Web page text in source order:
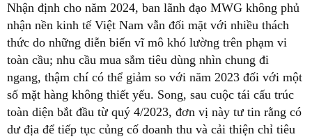
Nhận định cho năm 2024, ban lãnh đạo MWG không phủ
nhận nền kinh tế Việt Nam vẫn đối mặt với nhiều thách
thức do những diễn biến vĩ mô khó lường trên phạm vi
toàn cầu; nhu cầu mua sắm tiêu dùng nhìn chung đi
ngang, thậm chí có thể giảm so với năm 2023 đối với một
số mặt hàng không thiết yếu. Song, sau cuộc tái cấu trúc
toàn diện bắt đầu từ quý 4/2023, đơn vị này tư tin rằng có
dư địa để tiếp tục củng cố doanh thu và cải thiện chỉ tiêu